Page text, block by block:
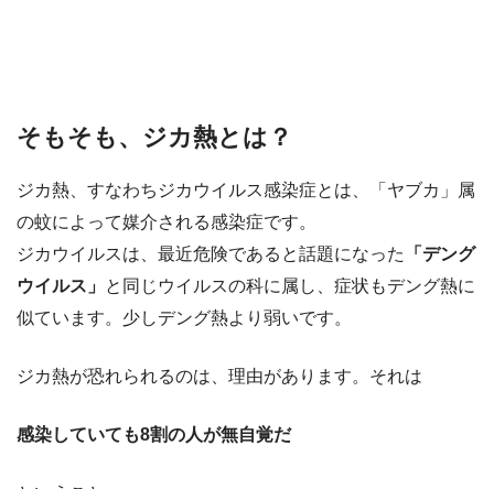
そもそも、ジカ熱とは？
ジカ熱、すなわちジカウイルス感染症とは、「ヤブカ」属
の蚊によって媒介される感染症です。
ジカウイルスは、最近危険であると話題になった
「デング
ウイルス」 と同じウイルスの科に属し、症状もデング熱に
似ています。少しデング熱より弱いです。
ジカ熱が恐れられるのは、理由があります。それは
感染していても8割の人が無自覚だ